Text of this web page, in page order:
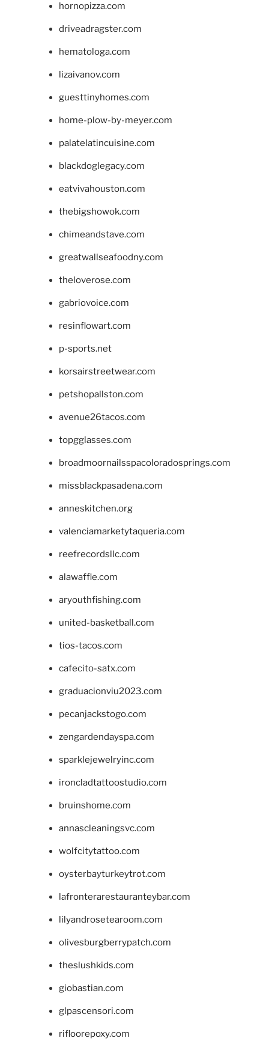
hornopizza.com
driveadragster.com
hematologa.com
lizaivanov.com
guesttinyhomes.com
home-plow-by-meyer.com
palatelatincuisine.com
blackdoglegacy.com
eatvivahouston.com
thebigshowok.com
chimeandstave.com
greatwallseafoodny.com
theloverose.com
gabriovoice.com
resinflowart.com
p-sports.net
korsairstreetwear.com
petshopallston.com
avenue26tacos.com
topgglasses.com
broadmoornailsspacoloradosprings.com
missblackpasadena.com
anneskitchen.org
valenciamarketytaqueria.com
reefrecordsllc.com
alawaffle.com
aryouthfishing.com
united-basketball.com
tios-tacos.com
cafecito-satx.com
graduacionviu2023.com
pecanjackstogo.com
zengardendayspa.com
sparklejewelryinc.com
ironcladtattoostudio.com
bruinshome.com
annascleaningsvc.com
wolfcitytattoo.com
oysterbayturkeytrot.com
lafronterarestauranteybar.com
lilyandrosetearoom.com
olivesburgberrypatch.com
theslushkids.com
giobastian.com
glpascensori.com
rifloorepoxy.com